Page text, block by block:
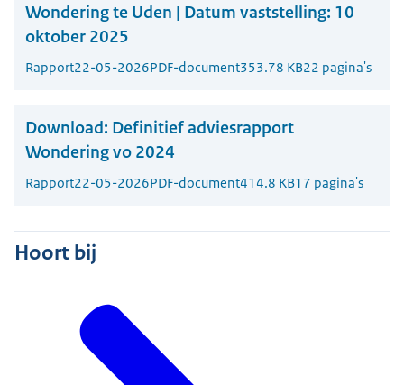
Wondering te Uden | Datum vaststelling: 10
oktober 2025
Rapport22-05-2026PDF-document353.78 KB22 pagina's
Download: Definitief adviesrapport
Wondering vo 2024
Rapport22-05-2026PDF-document414.8 KB17 pagina's
Hoort bij